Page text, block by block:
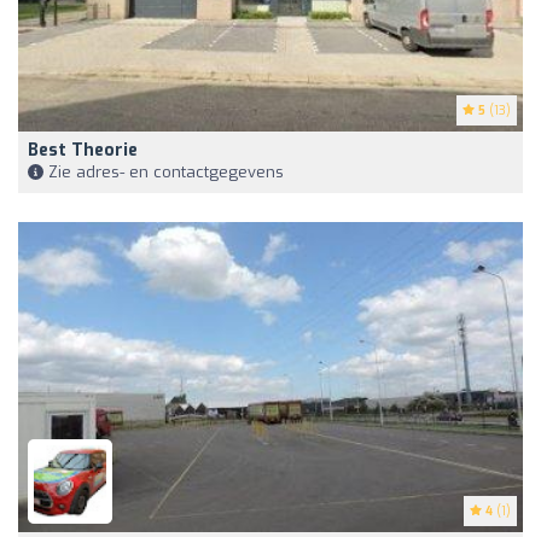
5 (13)
Best Theorie
Zie adres- en contactgegevens
4 (1)